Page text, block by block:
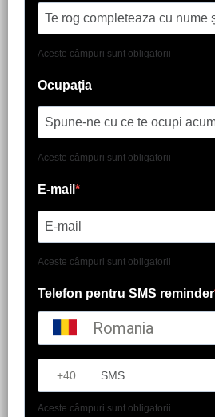
Aceste câmpuri sunt obligatorii
Ocupația
Aceste câmpuri sunt obligatorii
E-mail
Aceste câmpuri sunt obligatorii
Telefon pentru SMS reminder
Romania
Aceste câmpuri sunt obligatorii